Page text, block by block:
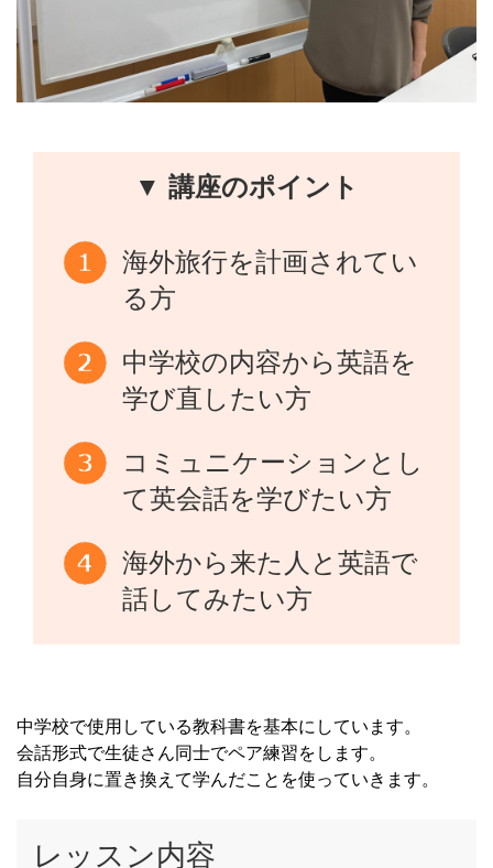
▼ 講座のポイント
海外旅行を計画されてい
る方
中学校の内容から英語を
学び直したい方
コミュニケーションとし
て英会話を学びたい方
海外から来た人と英語で
話してみたい方
中学校で使用している教科書を基本にしています。
会話形式で生徒さん同士でペア練習をします。
自分自身に置き換えて学んだことを使っていきます。
レッスン内容